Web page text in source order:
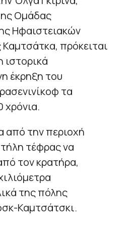
Ομάδας
Ηφαιστειακών
πρόκειται
ιστορικά
έκρηξη του
τα
χρόνια.
από την περιοχή
τέφρας να
τον κρατήρα,
της πόλης
Καμτσάτσκι.